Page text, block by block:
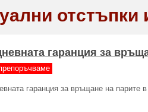
отстъпки
гаранция за
гаранция за връщане на парите